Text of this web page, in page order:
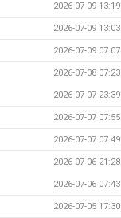
2026-07-09 13:19
2026-07-09 13:03
2026-07-09 07:07
2026-07-08 07:23
2026-07-07 23:39
2026-07-07 07:55
2026-07-07 07:49
2026-07-06 21:28
2026-07-06 07:43
2026-07-05 17:30